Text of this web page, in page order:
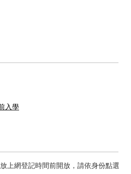
入學
上網登記時間前開放，請依身份點選